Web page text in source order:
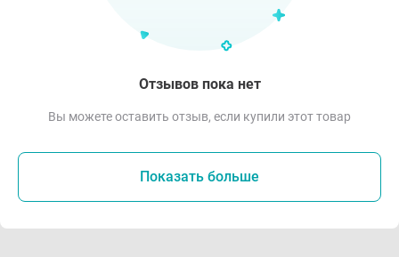
Отзывов пока нет
Вы можете оставить отзыв, если купили этот товар
Показать больше